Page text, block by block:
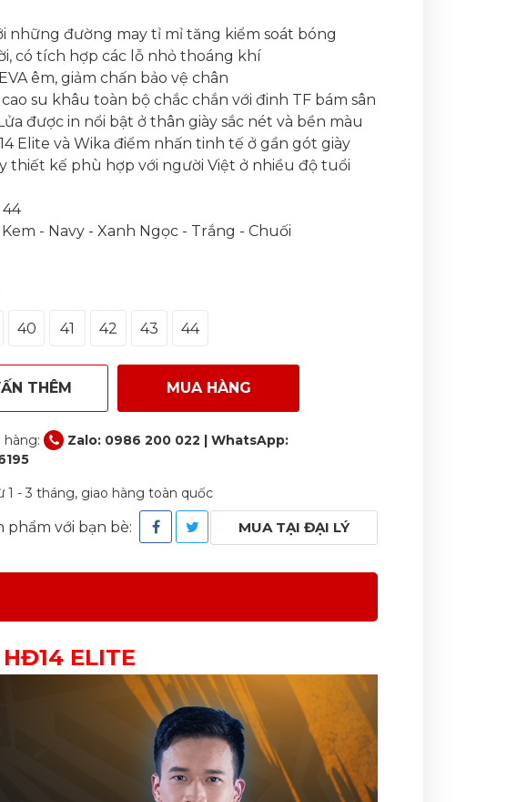
những đường may tỉ mỉ tăng kiểm soát bóng
có tích hợp các lỗ nhỏ thoáng khí
êm, giảm chấn bảo vệ chân
cao su khâu toàn bộ chắc chắn với đinh TF bám sân
được in nổi bật ở thân giày sắc nét và bền màu
Elite và Wika điểm nhấn tinh tế ở gần gót giày
thiết kế phù hợp với người Việt ở nhiều độ tuổi
44
Kem - Navy - Xanh Ngọc - Trắng - Chuối
40 41 42 43 44
THÊM MUA HÀNG
hàng:
Zalo: 0986 200 022 | WhatsApp:
1 - 3 tháng, giao hàng toàn quốc
phẩm với bạn bè: MUA TẠI ĐẠI LÝ
ELITE